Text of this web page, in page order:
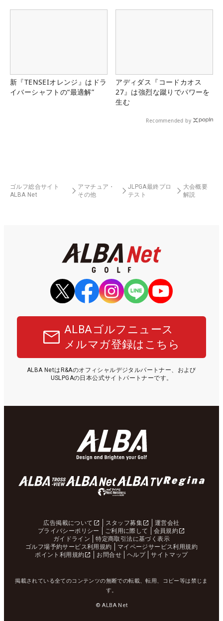
新『TENSEIオレンジ』はドラ
イバーシャフトの“最適解”
アディダス『コードカオス
27』は強烈な蹴りでパワーを
生む
Recommended by
ゴルフ総合サイト
ALBA Net
アマチュア・
その他
JLPGA最終プロ
テスト
大会概要
解説
ALBAゴルフニュース
メルマガ登録はこちら
ALBA NetはR&Aのオフィシャルデジタルパートナー、および
USLPGAの日本公式サイトパートナーです。
広告掲載について スタッフ募集
運営会社
プライバシーポリシー
ご利用に際して
会員規約
ガイドライン
特定商取引法に基づく表示
ゴルフ場予約サービス利用規約
マイページサービス利用規約
ポイント利用規約
お問合せ ヘルプ サイトマップ
掲載されている全てのコンテンツの無断での転載、転用、コピー等は禁じま
す。
© ALBA Net